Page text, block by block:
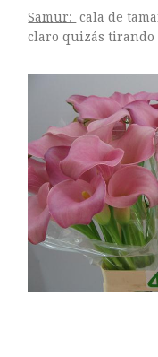
Samur: cala de
claro quizás tirando